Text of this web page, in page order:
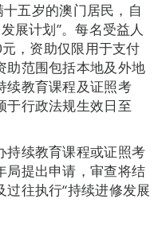
五岁的澳门居民，自
展计划”。每名受益人
，资助仅限用于支付
助范围包括本地及外地
续教育课程及证照考
于行政法规生效日至
持续教育课程或证照考
局提出申请，审查将结
往执行“持续进修发展